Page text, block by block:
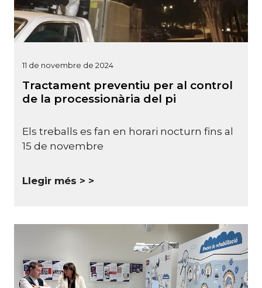
11 de novembre de 2024
Tractament preventiu per al control
de la processionària del pi
Els treballs es fan en horari nocturn fins al
15 de novembre
Llegir més >